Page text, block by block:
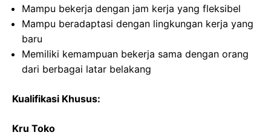
Mampu bekerja dengan jam kerja yang fleksibel
Mampu beradaptasi dengan lingkungan kerja yang
baru
Memiliki kemampuan bekerja sama dengan orang
dari berbagai latar belakang
Kualifikasi Khusus:
Kru Toko